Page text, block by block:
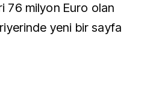
76 milyon Euro olan
yeni bir sayfa